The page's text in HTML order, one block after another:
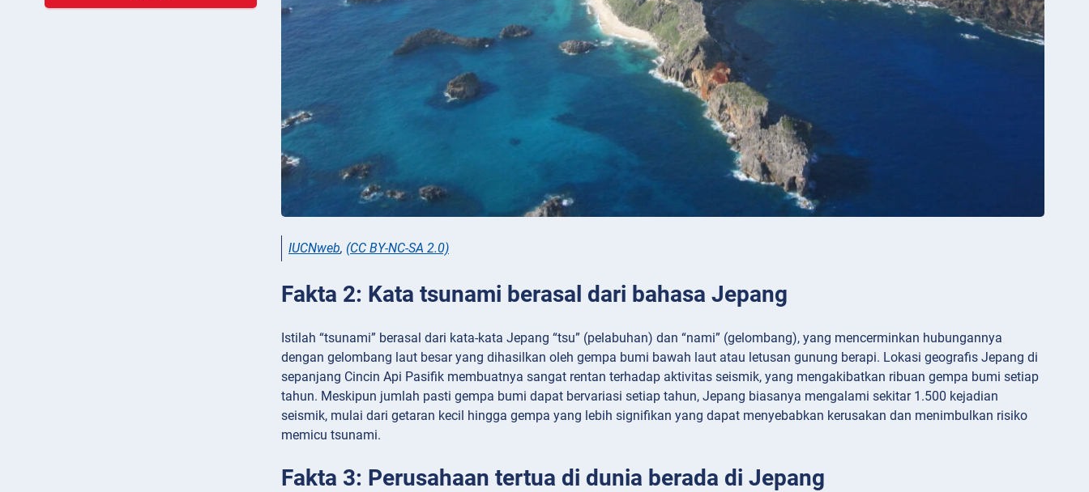
IUCNweb, (CC BY-NC-SA 2.0)
Fakta 2: Kata tsunami berasal dari bahasa Jepang
Istilah “tsunami” berasal dari kata-kata Jepang “tsu” (pelabuhan) dan “nami” (gelombang), yang mencerminkan hubungannya
dengan gelombang laut besar yang dihasilkan oleh gempa bumi bawah laut atau letusan gunung berapi. Lokasi geografis Jepang di
sepanjang Cincin Api Pasifik membuatnya sangat rentan terhadap aktivitas seismik, yang mengakibatkan ribuan gempa bumi setiap
tahun. Meskipun jumlah pasti gempa bumi dapat bervariasi setiap tahun, Jepang biasanya mengalami sekitar 1.500 kejadian
seismik, mulai dari getaran kecil hingga gempa yang lebih signifikan yang dapat menyebabkan kerusakan dan menimbulkan risiko
memicu tsunami.
Fakta 3: Perusahaan tertua di dunia berada di Jepang